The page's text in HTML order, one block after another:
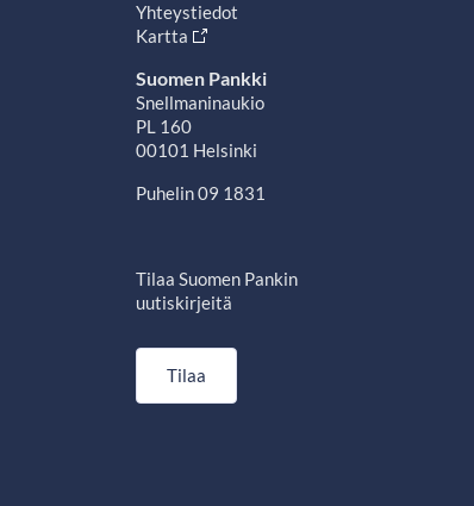
Yhteystiedot
Kartta
Suomen Pankki
Snellmaninaukio
PL 160
00101 Helsinki
Puhelin 09 1831
Tilaa Suomen Pankin
uutiskirjeitä
Tilaa